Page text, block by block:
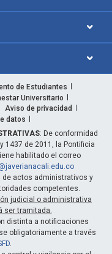
de Estudiantes
Universitario
Aviso de privacidad
datos
: De conformidad
1437 de 2011, la Pontificia
habilitado el correo
de actos administrativos y
competentes.
judicial o administrativa
ser tramitada.
distinta a notificaciones
obligatoriamente a través
.